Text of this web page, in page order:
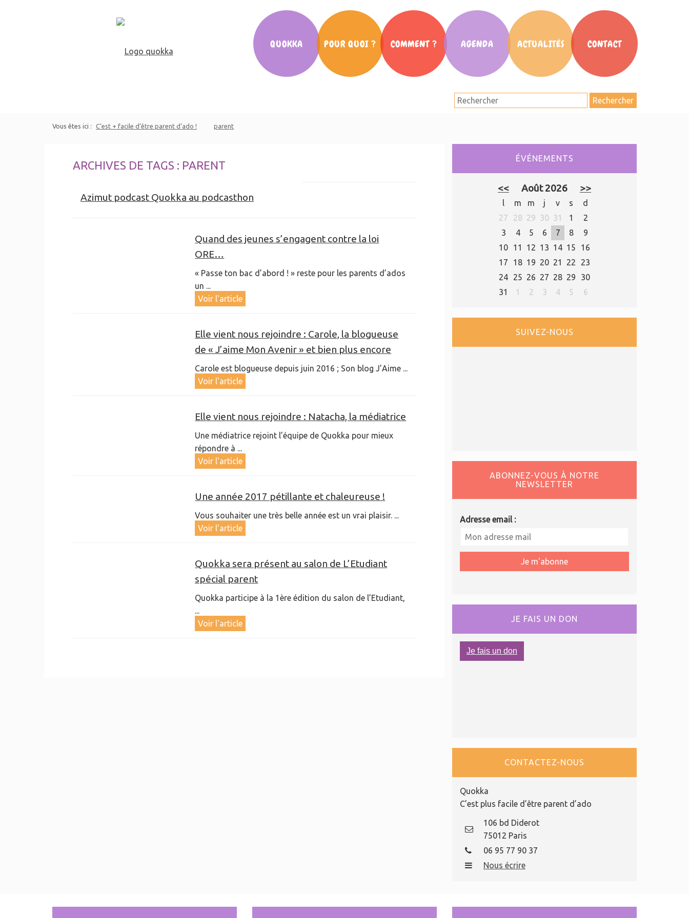
QUOKKA POUR QUOI ? COMMENT ? AGENDA ACTUALITÉS CONTACT
Rechercher
Vous êtes ici : C’est + facile d’être parent d’ado ! parent
ARCHIVES DE TAGS : PARENT
Azimut podcast Quokka au podcasthon
Quand des jeunes s’engagent contre la loi
ORE…
« Passe ton bac d’abord ! » reste pour les parents d’ados
un ...
Voir l'article
Elle vient nous rejoindre : Carole, la blogueuse
de « J’aime Mon Avenir » et bien plus encore
Carole est blogueuse depuis juin 2016 ; Son blog J’Aime ...
Voir l'article
Elle vient nous rejoindre : Natacha, la médiatrice
Une médiatrice rejoint l’équipe de Quokka pour mieux
répondre à ...
Voir l'article
Une année 2017 pétillante et chaleureuse !
Vous souhaiter une très belle année est un vrai plaisir. ...
Voir l'article
Quokka sera présent au salon de L’Etudiant
spécial parent
Quokka participe à la 1ère édition du salon de l’Etudiant,
...
Voir l'article
ÉVÉNEMENTS
<< Août 2026 >>
l m m j v s
d
27
28 29 30 31 1
2
3
4 5 6 7 8
9
10
11 12 13 14 15
16
17
18 19 20 21 22
23
24
25 26 27 28 29
30
31
1 2 3 4 5 6
SUIVEZ-NOUS
ABONNEZ-VOUS À NOTRE
NEWSLETTER
Adresse email :
JE FAIS UN DON
Je fais un don
CONTACTEZ-NOUS
Quokka
C’est plus facile d’être parent d’ado
106 bd Diderot
75012 Paris
06 95 77 90 37
Nous écrire